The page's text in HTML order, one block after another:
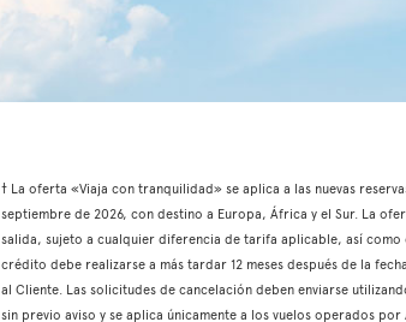
† La oferta «Viaja con tranquilidad» se aplica a las nuevas
septiembre de 2026, con destino a Europa, África y el Sur. La
salida, sujeto a cualquier diferencia de tarifa aplicable, así
crédito debe realizarse a más tardar 12 meses después de la
al Cliente. Las solicitudes de cancelación deben enviarse
sin previo aviso y se aplica únicamente a los vuelos operados